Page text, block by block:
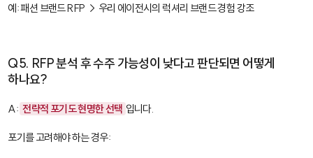
예: 패션 브랜드 RFP → 우리 에이전시의 럭셔리 브랜드 경험 강조
Q5. RFP 분석 후 수주 가능성이 낮다고 판단되면 어떻게
하나요?
A: 전략적 포기도 현명한 선택 입니다.
포기를 고려해야 하는 경우: